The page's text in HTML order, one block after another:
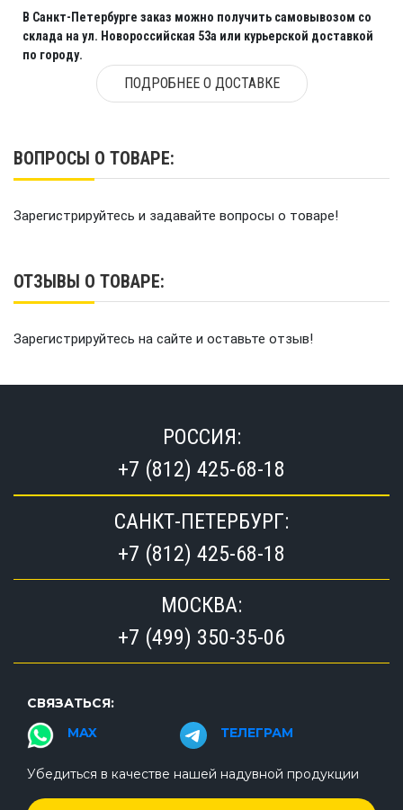
В Санкт-Петербурге заказ можно получить самовывозом со
склада на ул. Новороссийская 53а или курьерской доставкой
по городу.
ПОДРОБНЕЕ О ДОСТАВКЕ
ВОПРОСЫ О ТОВАРЕ:
Зарегистрируйтесь и задавайте вопросы о товаре!
ОТЗЫВЫ О ТОВАРЕ:
Зарегистрируйтесь на сайте и оставьте отзыв!
РОССИЯ:
+7 (812) 425-68-18
САНКТ-ПЕТЕРБУРГ:
+7 (812) 425-68-18
МОСКВА:
+7 (499) 350-35-06
СВЯЗАТЬСЯ:
MAX
ТЕЛЕГРАМ
Убедиться в качестве нашей надувной продукции